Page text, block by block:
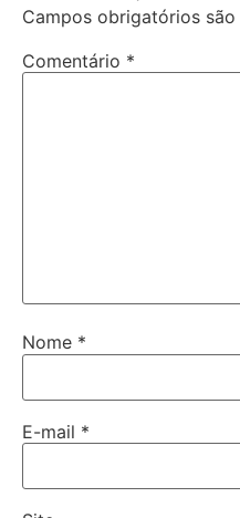
Campos obrigatórios
Comentário *
Nome *
E-mail *